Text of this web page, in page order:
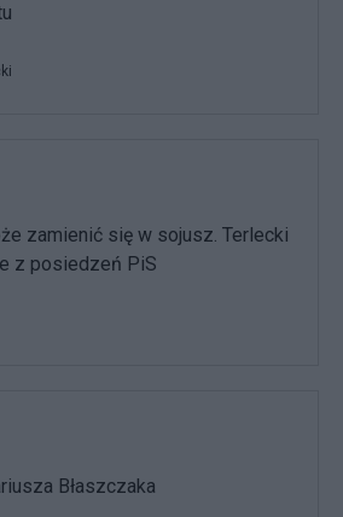
zamienić się w sojusz. Terlecki
z posiedzeń PiS
Błaszczaka